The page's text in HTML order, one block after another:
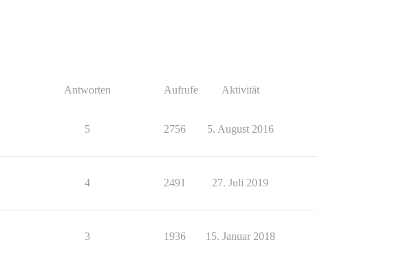
Antworten Aufrufe Aktivität
5 2756 5. August 2016
4 2491 27. Juli 2019
3 1936 15. Januar 2018